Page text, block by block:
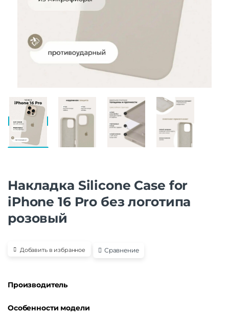
Накладка Silicone Case for
iPhone 16 Pro без логотипа
розовый
Добавить в избранное Сравнение
Производитель
Особенности модели